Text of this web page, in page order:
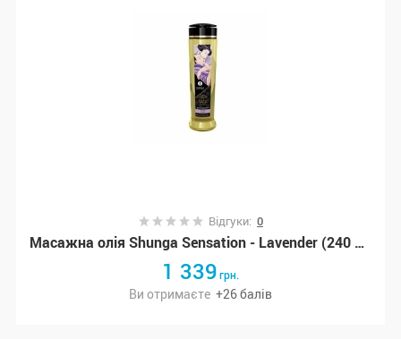
Відгуки: 0
Масажна олія Shunga Sensation - Lavender (240 мл) натуральна зволожуюча (SO4808)
1 339грн.
Ви отримаєте +26балів